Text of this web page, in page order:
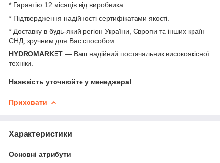
* Гарантію 12 місяців від виробника.
* Підтвердження надійності сертифікатами якості.
* Доставку в будь-який регіон України, Європи та інших країн
СНД, зручним для Вас способом.
HYDROMARKET — Ваш надійний постачальник високоякісної
техніки.
Наявність уточнюйте у менеджера!
Приховати
Характеристики
Основні атрибути